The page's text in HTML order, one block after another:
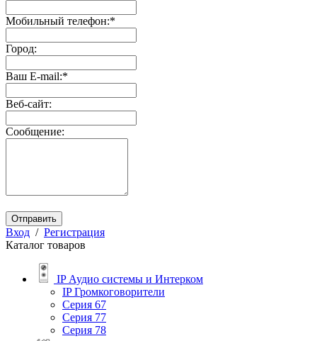
Мобильный телефон:*
Город:
Ваш E-mail:*
Веб-сайт:
Сообщение:
Отправить
Вход / Регистрация
Каталог товаров
IP Аудио системы и Интерком
IP Громкоговорители
Серия 67
Серия 77
Серия 78